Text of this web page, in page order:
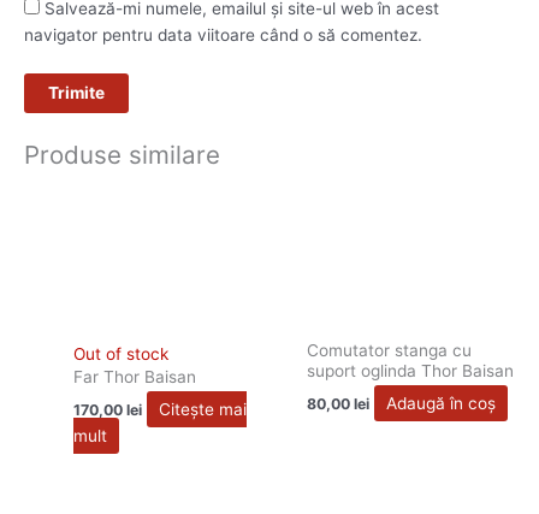
Salvează-mi numele, emailul și site-ul web în acest
navigator pentru data viitoare când o să comentez.
Produse similare
Out of stock
Far Thor Baisan
170,00lei
Citește mai
mult
Comutator stanga cu
suport oglinda Thor Baisan
80,00 lei Adaugă în coș